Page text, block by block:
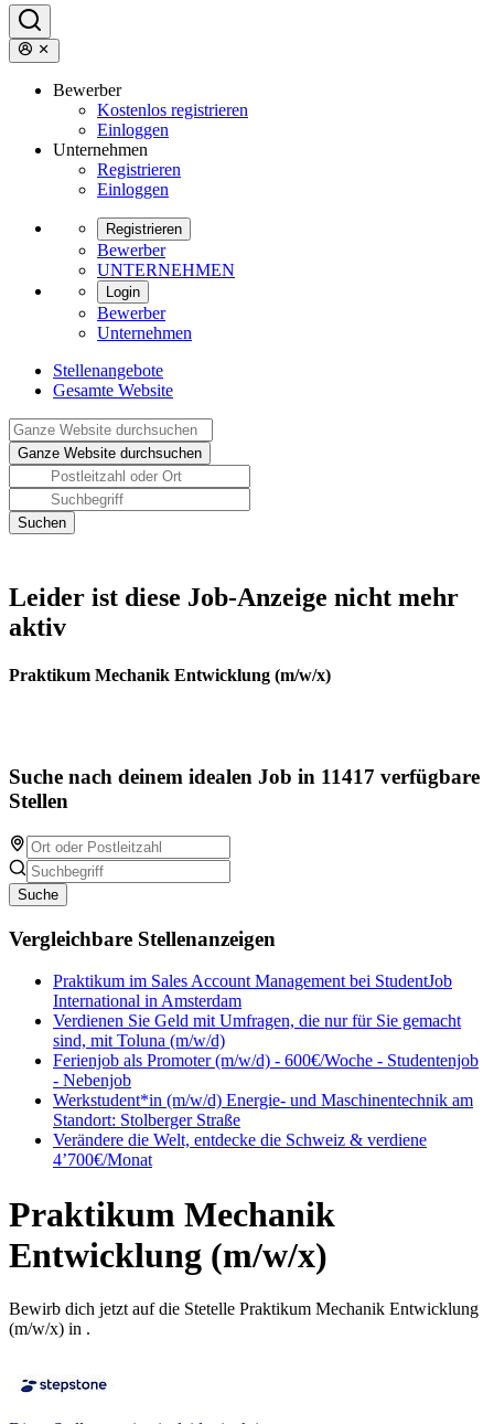
Bewerber
Kostenlos registrieren
Einloggen
Unternehmen
Registrieren
Einloggen
Registrieren
Bewerber
UNTERNEHMEN
Login
Bewerber
Unternehmen
Stellenangebote
Gesamte Website
Leider ist diese Job-Anzeige nicht mehr
aktiv
Praktikum Mechanik Entwicklung (m/w/x)
Suche nach deinem idealen Job in 11417 verfügbare
Stellen
Suche
Vergleichbare Stellenanzeigen
Praktikum im Sales Account Management bei StudentJob
International in Amsterdam
Verdienen Sie Geld mit Umfragen, die nur für Sie gemacht
sind, mit Toluna (m/w/d)
Ferienjob als Promoter (m/w/d) - 600€/Woche - Studentenjob
- Nebenjob
Werkstudent*in (m/w/d) Energie- und Maschinentechnik am
Standort: Stolberger Straße
Verändere die Welt, entdecke die Schweiz & verdiene
4’700€/Monat
Praktikum Mechanik
Entwicklung (m/w/x)
Bewirb dich jetzt auf die Stetelle Praktikum Mechanik Entwicklung
(m/w/x) in .